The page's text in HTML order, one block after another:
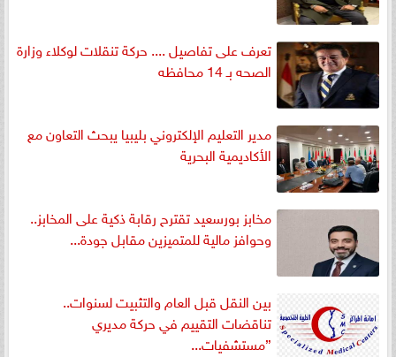
تعرف على تفاصيل .... حركة تنقلات لوكلاء وزارة
الصحه بـ 14 محافظه
مدير التعليم الإلكتروني بليبيا يبحث التعاون مع
الأكاديمية البحرية
مخابز بورسعيد تقترح رقابة ذكية على المخابز..
وحوافز مالية للمتميزين مقابل جودة...
بين النقل قبل العام والتثبيت لسنوات..
تناقضات التقييم في حركة مديري
”مستشفيات...